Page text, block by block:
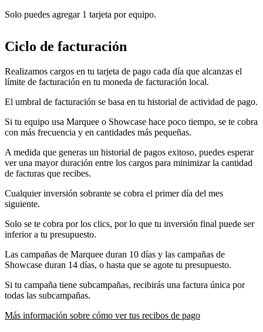
Solo puedes agregar 1 tarjeta por equipo.
Ciclo de facturación
Realizamos cargos en tu tarjeta de pago cada día que alcanzas el
límite de facturación en tu moneda de facturación local.
El umbral de facturación se basa en tu historial de actividad de pago.
Si tu equipo usa Marquee o Showcase hace poco tiempo, se te cobra
con más frecuencia y en cantidades más pequeñas.
A medida que generas un historial de pagos exitoso, puedes esperar
ver una mayor duración entre los cargos para minimizar la cantidad
de facturas que recibes.
Cualquier inversión sobrante se cobra el primer día del mes
siguiente.
Solo se te cobra por los clics, por lo que tu inversión final puede ser
inferior a tu presupuesto.
Las campañas de Marquee duran 10 días y las campañas de
Showcase duran 14 días, o hasta que se agote tu presupuesto.
Si tu campaña tiene subcampañas, recibirás una factura única por
todas las subcampañas.
Más información sobre cómo ver tus recibos de pago